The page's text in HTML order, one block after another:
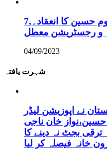
قراقرم یونیورسٹی میں یوم حسین کا انعقاد۔,7
و رجسٹریشن معطل
04/09/2023
شہرت یافتہ
نے اپوزیشن لیڈر
خان ناجی
ترقی بجٹ نہ دینے کا
خانہ فیصلہ کر لیا